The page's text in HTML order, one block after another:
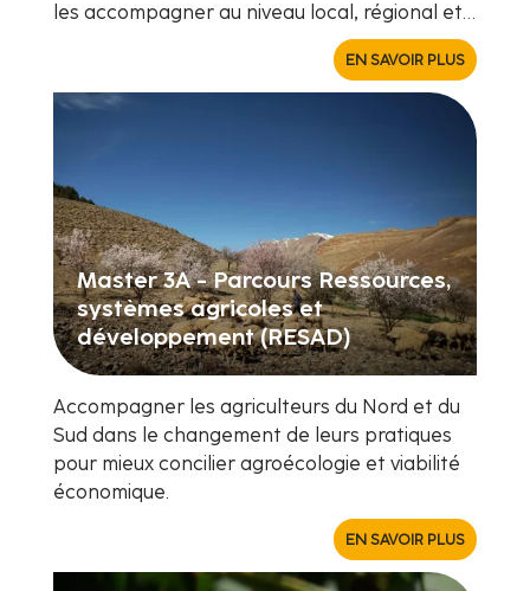
les accompagner au niveau local, régional et…
EN SAVOIR PLUS
Master 3A - Parcours Ressources,
systèmes agricoles et
développement (RESAD)
Accompagner les agriculteurs du Nord et du
Sud dans le changement de leurs pratiques
pour mieux concilier agroécologie et viabilité
économique.
EN SAVOIR PLUS